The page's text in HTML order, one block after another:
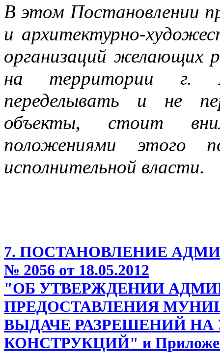
В этом Постановлении
и архитектурно-
организаций желающих
на территории г.
переделывать и не
объекты, стоит
положениями этого
исполнительной власти.
7. ПОСТАНОВЛЕНИЕ
№ 2056 от 18.05.2012
"ОБ УТВЕРЖДЕНИИ
ПРЕДОСТАВЛЕНИЯ
ВЫДАЧЕ РАЗРЕШЕНИЙ
КОНСТРУКЦИЙ" и